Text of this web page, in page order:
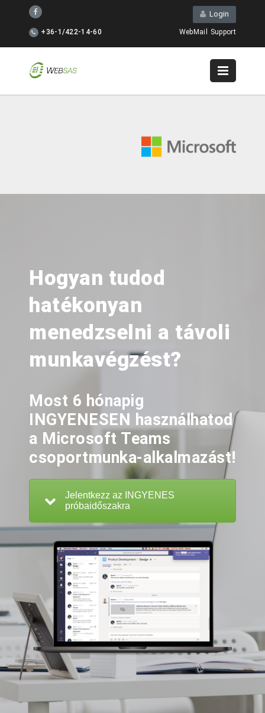
Login
+36-1/422-14-60 WebMail Support
Hogyan tudod
hatékonyan
menedzselni a távoli
munkavégzést?
Most 6 hónapig
INGYENESEN használhatod
a Microsoft Teams
csoportmunka-alkalmazást!
Jelentkezz az INGYENES
próbaidőszakra